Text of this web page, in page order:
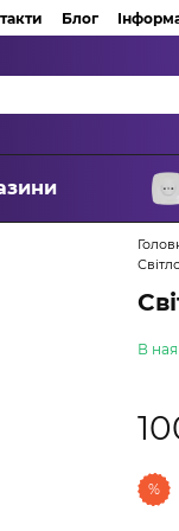
Блог
В
%